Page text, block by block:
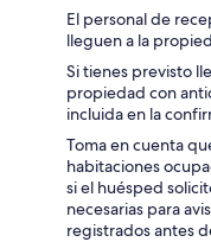
El personal de
lleguen a la
Si tienes previsto
propiedad con
incluida en la
Toma en cuenta
habitaciones
si el huésped
necesarias para
registrados antes